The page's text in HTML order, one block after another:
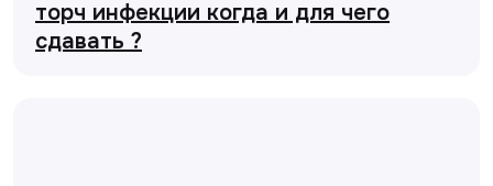
торч инфекции когда и для чего
сдавать ?